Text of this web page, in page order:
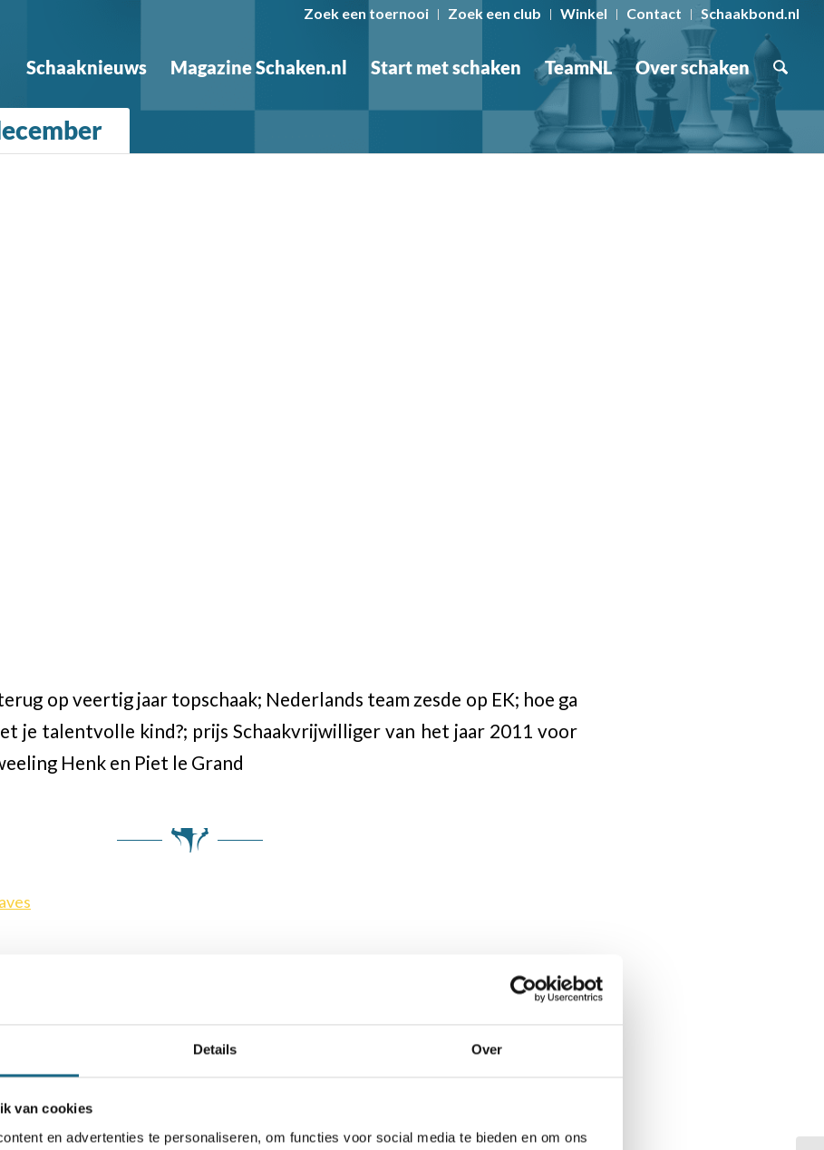
Details Over
van cookies
en advertenties te personaliseren, om functies voor social media te bieden en om ons
Zoek een toernooi Zoek een club Winkel Contact Schaakbond.nl
Schaaknieuws Magazine Schaken.nl Start met schaken TeamNL Over schaken
op veertig jaar topschaak; Nederlands team zesde op EK; hoe ga
je talentvolle kind?; prijs Schaakvrijwilliger van het jaar 2011 voor
Henk en Piet le Grand